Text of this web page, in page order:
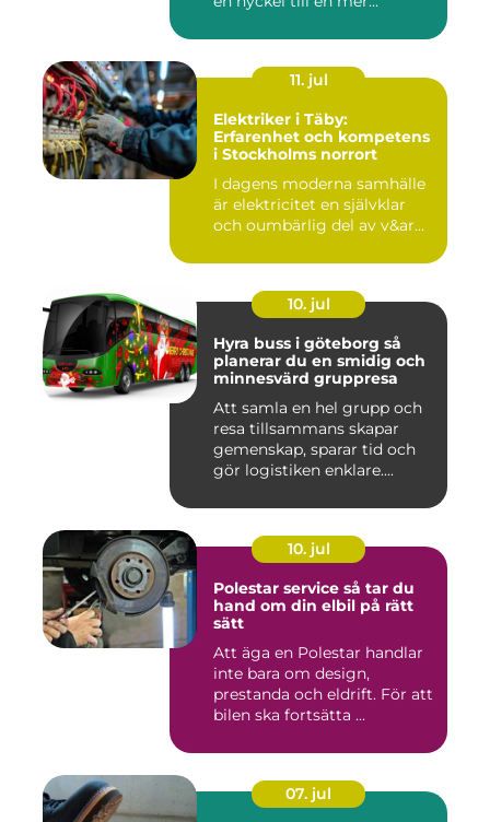
11. jul
Elektriker i Täby:
Erfarenhet och kompetens
i Stockholms norrort
I dagens moderna samhälle
är elektricitet en självklar
och oumbärlig del av v&ar...
10. jul
Hyra buss i göteborg så
planerar du en smidig och
minnesvärd gruppresa
Att samla en hel grupp och
resa tillsammans skapar
gemenskap, sparar tid och
gör logistiken enklare....
10. jul
Polestar service så tar du
hand om din elbil på rätt
sätt
Att äga en Polestar handlar
inte bara om design,
prestanda och eldrift. För att
bilen ska fortsätta ...
07. jul